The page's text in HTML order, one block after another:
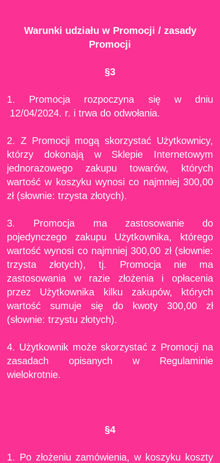
Warunki udziału w Promocji / zasady
Promocji
§3
1. Promocja rozpoczyna się w dniu
12/04/2024. r. i trwa do odwołania.
2. Z Promocji mogą skorzystać Użytkownicy,
którzy dokonają w Sklepie Internetowym
jednorazowego zakupu towarów, których
wartość w koszyku wynosi co najmniej 300,00
zł (słownie: trzysta złotych).
3. Promocja ma zastosowanie do
pojedynczego zakupu Użytkownika, którego
wartość wynosi co najmniej 300,00 zł (słownie:
trzysta złotych), tj. Promocja nie ma
zastosowania w razie złożenia i opłacenia
przez Użytkownika kilku zakupów, których
wartość sumuje się do kwoty 300,00 zł
(słownie: trzystu złotych).
4. Użytkownik może skorzystać z Promocji na
zasadach opisanych w Regulaminie
wielokrotnie.
§4
1. Po złożeniu zamówienia, w koszyku koszty